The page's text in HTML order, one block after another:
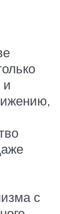
и
с